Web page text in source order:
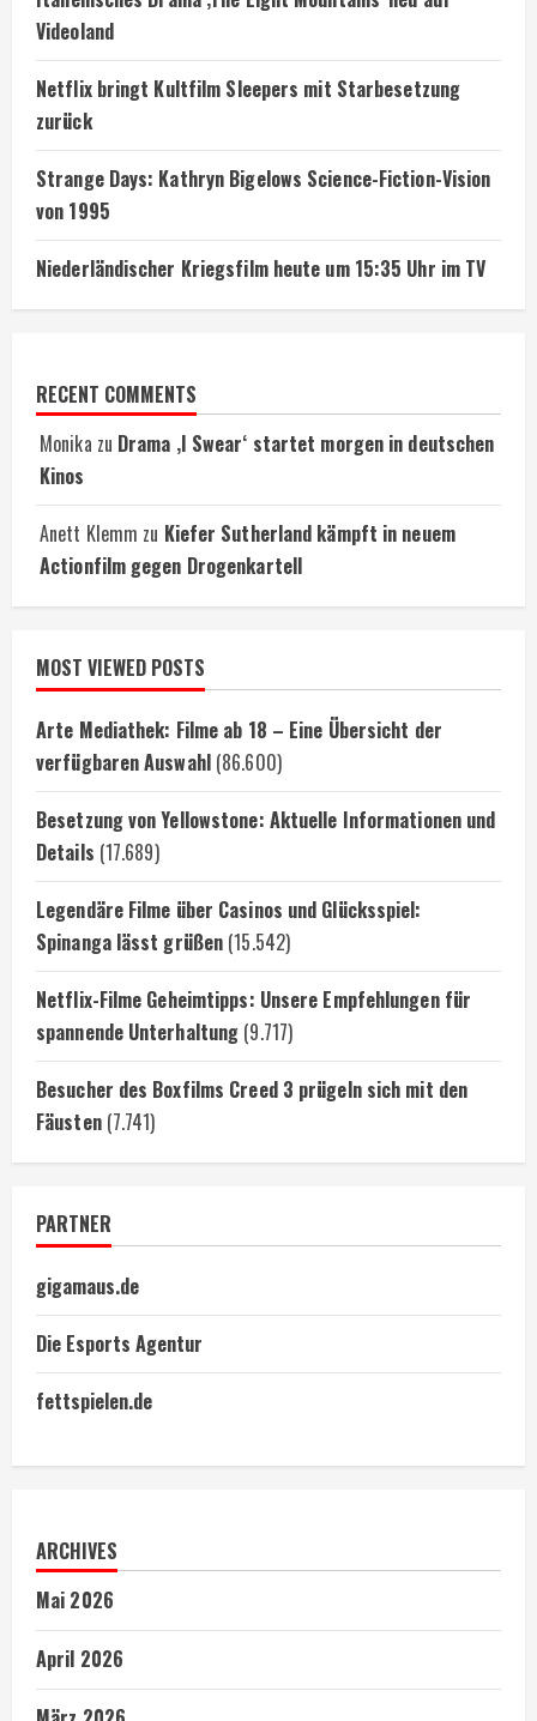
Videoland
Netflix bringt Kultfilm Sleepers mit Starbesetzung
zurück
Strange Days: Kathryn Bigelows Science-Fiction-Vision
von 1995
Niederländischer Kriegsfilm heute um 15:35 Uhr im TV
RECENT COMMENTS
Monika zu Drama ‚I Swear‘ startet morgen in deutschen
Kinos
Anett Klemm zu Kiefer Sutherland kämpft in neuem
Actionfilm gegen Drogenkartell
MOST VIEWED POSTS
Arte Mediathek: Filme ab 18 – Eine Übersicht der
verfügbaren Auswahl (86.600)
Besetzung von Yellowstone: Aktuelle Informationen und
Details (17.689)
Legendäre Filme über Casinos und Glücksspiel:
Spinanga lässt grüßen (15.542)
Netflix-Filme Geheimtipps: Unsere Empfehlungen für
spannende Unterhaltung (9.717)
Besucher des Boxfilms Creed 3 prügeln sich mit den
Fäusten (7.741)
PARTNER
gigamaus.de
Die Esports Agentur
fettspielen.de
ARCHIVES
Mai 2026
April 2026